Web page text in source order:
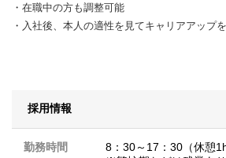
・在職中の方も調整可能
・入社後、本人の適性を見てキャリアアップ
採用情報
勤務時間
8：30～17：30（休憩1h